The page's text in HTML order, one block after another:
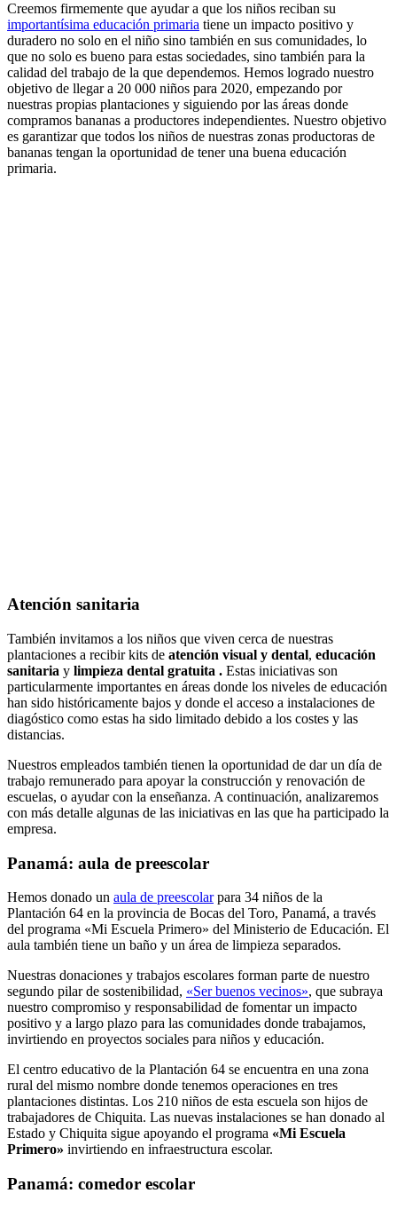
Creemos firmemente que ayudar a que los niños reciban su
importantísima educación primaria tiene un impacto positivo y
duradero no solo en el niño sino también en sus comunidades, lo
que no solo es bueno para estas sociedades, sino también para la
calidad del trabajo de la que dependemos. Hemos logrado nuestro
objetivo de llegar a 20 000 niños para 2020, empezando por
nuestras propias plantaciones y siguiendo por las áreas donde
compramos bananas a productores independientes. Nuestro objetivo
es garantizar que todos los niños de nuestras zonas productoras de
bananas tengan la oportunidad de tener una buena educación
primaria.
Atención sanitaria
También invitamos a los niños que viven cerca de nuestras
plantaciones a recibir kits de atención visual y dental, educación
sanitaria y limpieza dental gratuita . Estas iniciativas son
particularmente importantes en áreas donde los niveles de educación
han sido históricamente bajos y donde el acceso a instalaciones de
diagóstico como estas ha sido limitado debido a los costes y las
distancias.
Nuestros empleados también tienen la oportunidad de dar un día de
trabajo remunerado para apoyar la construcción y renovación de
escuelas, o ayudar con la enseñanza. A continuación, analizaremos
con más detalle algunas de las iniciativas en las que ha participado la
empresa.
Panamá: aula de preescolar
Hemos donado un aula de preescolarpara 34 niños de la
Plantación 64 en la provincia de Bocas del Toro, Panamá, a través
del programa «Mi Escuela Primero» del Ministerio de Educación. El
aula también tiene un baño y un área de limpieza separados.
Nuestras donaciones y trabajos escolares forman parte de nuestro
segundo pilar de sostenibilidad, «Ser buenos vecinos», que subraya
nuestro compromiso y responsabilidad de fomentar un impacto
positivo y a largo plazo para las comunidades donde trabajamos,
invirtiendo en proyectos sociales para niños y educación.
El centro educativo de la Plantación 64 se encuentra en una zona
rural del mismo nombre donde tenemos operaciones en tres
plantaciones distintas. Los 210 niños de esta escuela son hijos de
trabajadores de Chiquita. Las nuevas instalaciones se han donado al
Estado y Chiquita sigue apoyando el programa «Mi Escuela
Primero» invirtiendo en infraestructura escolar.
Panamá: comedor escolar